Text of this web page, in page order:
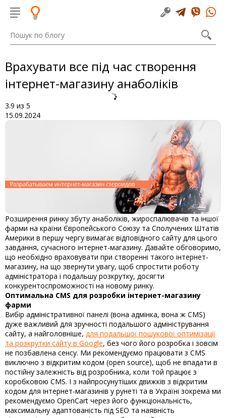
Врахувати все під час створення
інтернет-магазину анаболіків
3.9 из 5
15.09.2024
Розширення ринку збуту анаболіків, жироспалювачів та іншої
фарми на країни Європейського Союзу та Сполучених Штатів
Америки в першу чергу вимагає відповідного сайту для цього
завдання, сучасного інтернет-магазину. Давайте обговоримо,
що необхідно враховувати при створенні такого інтернет-
магазину, на що звернути увагу, щоб спростити роботу
адміністратора і подальшу розкрутку, досягти
конкурентоспроможності на новому ринку.
Оптимальна CMS для розробки інтернет-магазину
фарми
Вибір адміністративної панелі (вона адмінка, вона ж CMS)
дуже важливий для зручності подальшого адміністрування
сайту, а найголовніше, для подальшої пошукової оптимізації
та розкрутки сайту в Google, без чого його розробка і зовсім
не позбавлена ​​сенсу. Ми рекомендуємо працювати з CMS
виключно з відкритим кодом (open source), щоб не впадати в
постійну залежність від розробника, коли той працює з
коробковою CMS. І з найпросунутіших движків з відкритим
кодом для інтернет-магазинів у рунеті та в Україні зокрема ми
рекомендуємо OpenCart через його функціональність,
максимальну адаптованість під SEO та наявність